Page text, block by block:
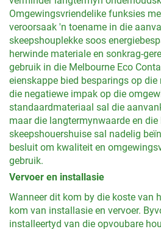
Omgewingsvriendelike funksies
veroorsaak 'n toename in die
skeepshouplekke soos
herwinde materiale en sonkrag-
gebruik in die Melbourne Eco
eienskappe bied besparings op
die negatiewe impak op die
standaardmateriaal sal die
maar die langtermynwaarde en die
skeepshouershuise sal nadelig
besluit om kwaliteit en
gebruik.
Vervoer en installasie
Wanneer dit kom by die koste van
kom van installasie en vervoer.
installeertyd van die opvoubare